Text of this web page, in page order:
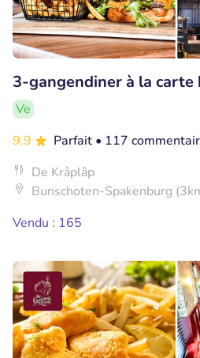
3-gangendiner à la carte
Ve
9.9
Parfait • 117
De Krâplâp
Bunschoten-Spakenburg
Vendu : 165